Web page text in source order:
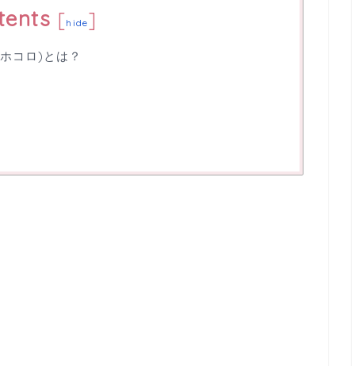
[hide]
コロ)とは？